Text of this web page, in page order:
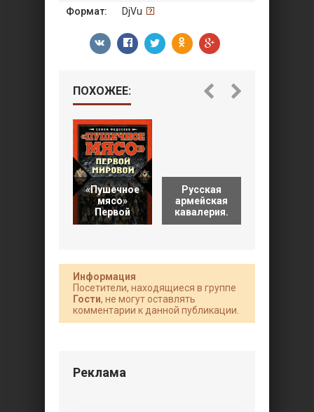
Формат:
DjVu
ПОХОЖЕЕ:
«Пушечное
мясо»
Первой
Русская
армейская
кавалерия.
Информация
Посетители, находящиеся в группе
Гости, не могут оставлять
комментарии к данной публикации.
Реклама